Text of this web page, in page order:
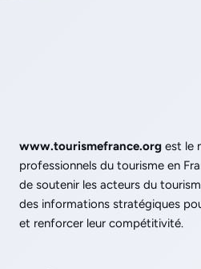
www.tourismefrance.org est le
professionnels du tourisme en
de soutenir les acteurs du
des informations stratégiques
et renforcer leur compétitivité.